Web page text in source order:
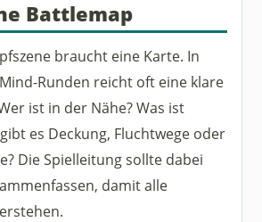
Battlemap
braucht eine Karte. In
Runden reicht oft eine klare
ist in der Nähe? Was ist
es Deckung, Fluchtwege oder
Die Spielleitung sollte dabei
damit alle